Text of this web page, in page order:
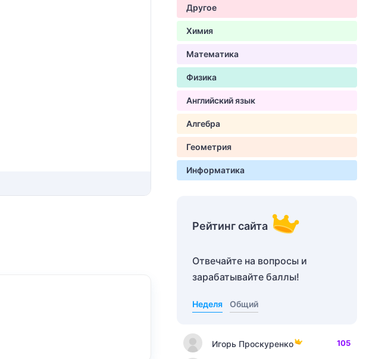
Другое
Химия
Математика
Физика
Английский язык
Алгебра
Геометрия
Информатика
Рейтинг сайта
Отвечайте на вопросы и
зарабатывайте баллы!
Неделя Общий
Игорь Проскуренко 105